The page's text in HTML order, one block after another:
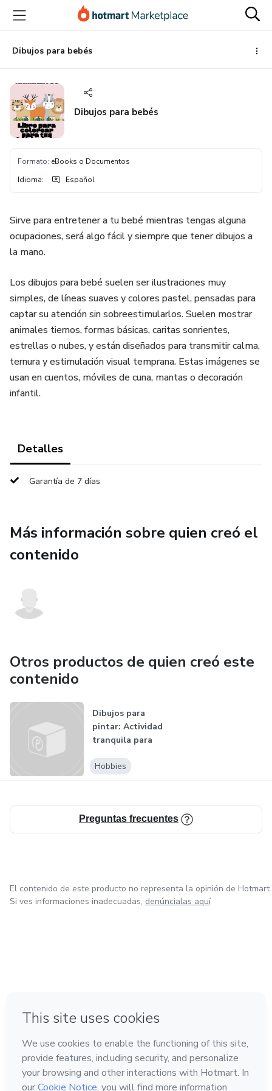
principal
página
de
página
Dibujos para bebés
Dibujos para bebés
Formato: eBooks o Documentos
Idioma: Español
Sirve para entretener a tu bebé mientras tengas alguna
ocupaciones, será algo fácil y siempre que tener dibujos a
la mano.
Los dibujos para bebé suelen ser ilustraciones muy
simples, de líneas suaves y colores pastel, pensadas para
captar su atención sin sobreestimularlos. Suelen mostrar
animales tiernos, formas básicas, caritas sonrientes,
estrellas o nubes, y están diseñados para transmitir calma,
ternura y estimulación visual temprana. Estas imágenes se
usan en cuentos, móviles de cuna, mantas o decoración
infantil.
Detalles
Garantía de 7 días
Más información sobre quien creó el
contenido
Otros productos de quien creó este
contenido
Dibujos para
pintar: Actividad
tranquila para
Hobbies
Preguntas frecuentes
El contenido de este producto no representa la opinión de Hotmart.
Si ves informaciones inadecuadas, denúncialas aquí
Hecho con❤ en Belo Horizonte
Conoce Hotmart